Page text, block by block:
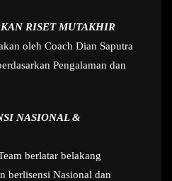
RISET MUTAKHIR
oleh Coach Dian Saputra
Pengalaman dan
NASIONAL &
berlatar belakang
berlisensi Nasional dan